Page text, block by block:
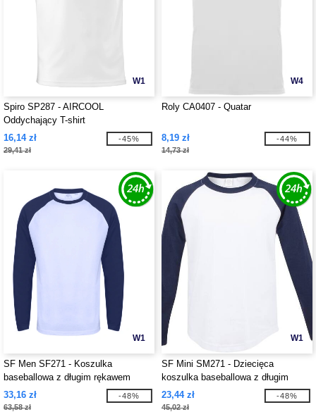
W1
Spiro SP287 - AIRCOOL
Oddychający T-shirt
16,14 zł
29,41 zł
-45%
W4
Roly CA0407 - Quatar
8,19 zł
14,73 zł
-44%
W1
SF Men SF271 - Koszulka
baseballowa z długim rękawem
33,16 zł
63,58 zł
-48%
W1
SF Mini SM271 - Dziecięca
koszulka baseballowa z długim
rękawem
23,44 zł
45,02 zł
-48%